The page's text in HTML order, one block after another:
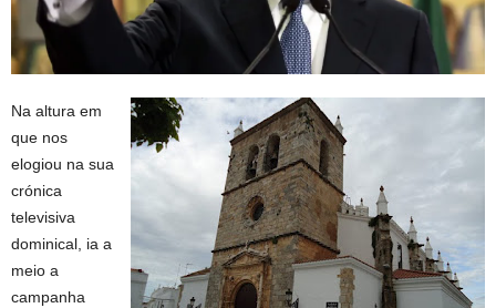
Na altura em
que nos
elogiou na sua
crónica
televisiva
dominical, ia a
meio a
campanha